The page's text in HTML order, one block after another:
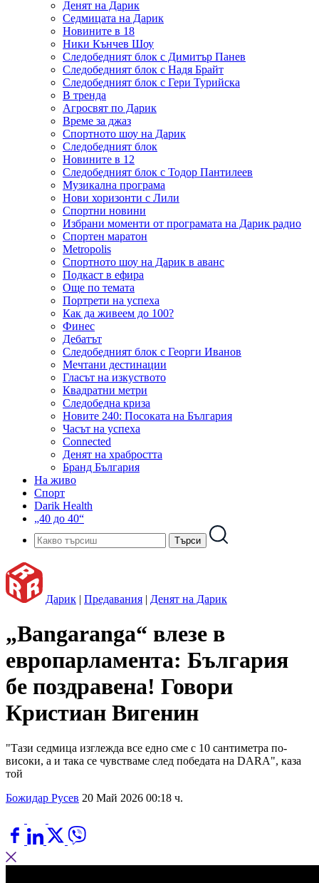
Денят на Дарик
Седмицата на Дарик
Новините в 18
Ники Кънчев Шоу
Следобедният блок с Димитър Панев
Следобедният блок с Надя Брайт
Следобедният блок с Гери Турийска
В тренда
Агросвят по Дарик
Време за джаз
Спортното шоу на Дарик
Следобедният блок
Новините в 12
Следобедният блок с Тодор Пантилеев
Музикална програма
Нови хоризонти с Лили
Спортни новини
Избрани моменти от програмата на Дарик радио
Спортен маратон
Metropolis
Спортното шоу на Дарик в аванс
Подкаст в ефира
Още по темата
Портрети на успеха
Как да живеем до 100?
Финес
Дебатът
Следобедният блок с Георги Иванов
Мечтани дестинации
Гласът на изкуството
Квадратни метри
Следобедна криза
Новите 240: Посоката на България
Часът на успеха
Connected
Денят на храбростта
Бранд България
На живо
Спорт
Darik Health
„40 до 40“
Дарик | Предавания | Денят на Дарик
„Bangaranga“ влезе в
европарламента: България
бе поздравена! Говори
Кристиан Вигенин
"Тази седмица изглежда все едно сме с 10 сантиметра по-
високи, а и така се чувстваме след победата на DARA", каза
той
Божидар Русев 20 Май 2026 00:18 ч.